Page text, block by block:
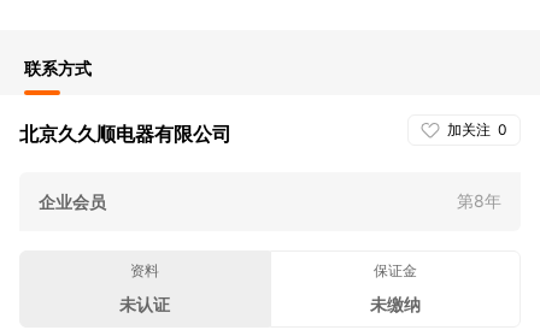
联系方式
加关注 0
北京久久顺电器有限公司
企业会员 第8年
资料
未认证
保证金
未缴纳